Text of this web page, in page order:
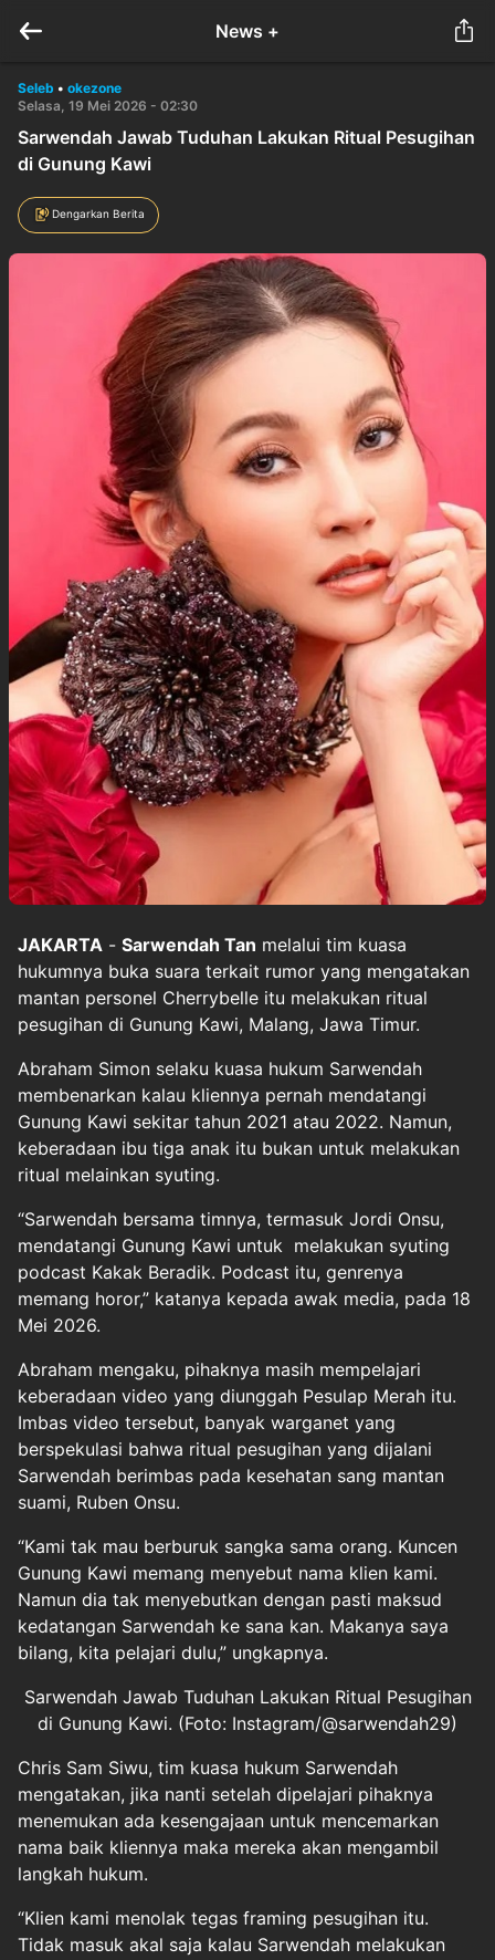
News +
Seleb • okezone
Selasa, 19 Mei 2026 - 02:30
Sarwendah Jawab Tuduhan Lakukan Ritual Pesugihan
di Gunung Kawi
Dengarkan Berita
JAKARTA - Sarwendah Tan melalui tim kuasa
hukumnya buka suara terkait rumor yang mengatakan
mantan personel Cherrybelle itu melakukan ritual
pesugihan di Gunung Kawi, Malang, Jawa Timur.
Abraham Simon selaku kuasa hukum Sarwendah
membenarkan kalau kliennya pernah mendatangi
Gunung Kawi sekitar tahun 2021 atau 2022. Namun,
keberadaan ibu tiga anak itu bukan untuk melakukan
ritual melainkan syuting.
“Sarwendah bersama timnya, termasuk Jordi Onsu,
mendatangi Gunung Kawi untuk melakukan syuting
podcast Kakak Beradik. Podcast itu, genrenya
memang horor,” katanya kepada awak media, pada 18
Mei 2026.
Abraham mengaku, pihaknya masih mempelajari
keberadaan video yang diunggah Pesulap Merah itu.
Imbas video tersebut, banyak warganet yang
berspekulasi bahwa ritual pesugihan yang dijalani
Sarwendah berimbas pada kesehatan sang mantan
suami, Ruben Onsu.
“Kami tak mau berburuk sangka sama orang. Kuncen
Gunung Kawi memang menyebut nama klien kami.
Namun dia tak menyebutkan dengan pasti maksud
kedatangan Sarwendah ke sana kan. Makanya saya
bilang, kita pelajari dulu,” ungkapnya.
Sarwendah Jawab Tuduhan Lakukan Ritual Pesugihan
di Gunung Kawi. (Foto: Instagram/@sarwendah29)
Chris Sam Siwu, tim kuasa hukum Sarwendah
mengatakan, jika nanti setelah dipelajari pihaknya
menemukan ada kesengajaan untuk mencemarkan
nama baik kliennya maka mereka akan mengambil
langkah hukum.
“Klien kami menolak tegas framing pesugihan itu.
Tidak masuk akal saja kalau Sarwendah melakukan